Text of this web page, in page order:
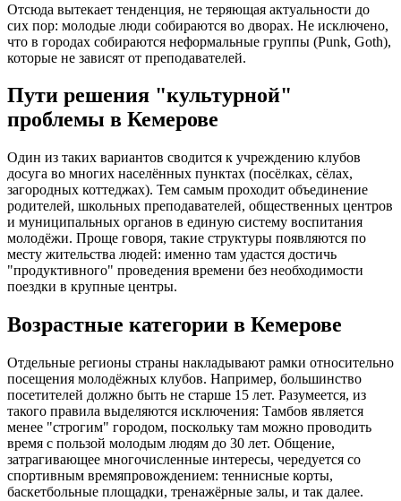
Отсюда вытекает тенденция, не теряющая актуальности до
сих пор: молодые люди собираются во дворах. Не исключено,
что в городах собираются неформальные группы (Punk, Goth),
которые не зависят от преподавателей.
Пути решения "культурной"
проблемы в Кемерове
Один из таких вариантов сводится к учреждению клубов
досуга во многих населённых пунктах (посёлках, сёлах,
загородных коттеджах). Тем самым проходит объединение
родителей, школьных преподавателей, общественных центров
и муниципальных органов в единую систему воспитания
молодёжи. Проще говоря, такие структуры появляются по
месту жительства людей: именно там удастся достичь
"продуктивного" проведения времени без необходимости
поездки в крупные центры.
Возрастные категории в Кемерове
Отдельные регионы страны накладывают рамки относительно
посещения молодёжных клубов. Например, большинство
посетителей должно быть не старше 15 лет. Разумеется, из
такого правила выделяются исключения: Тамбов является
менее "строгим" городом, поскольку там можно проводить
время с пользой молодым людям до 30 лет. Общение,
затрагивающее многочисленные интересы, чередуется со
спортивным времяпровождением: теннисные корты,
баскетбольные площадки, тренажёрные залы, и так далее.